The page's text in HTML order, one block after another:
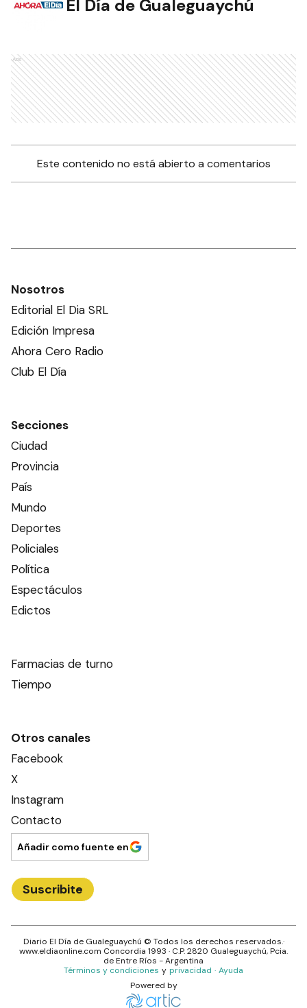
El Día de Gualeguaychú
Ads
Este contenido no está abierto a comentarios
Nosotros
Editorial El Dia SRL
Edición Impresa
Ahora Cero Radio
Club El Día
Secciones
Ciudad
Provincia
País
Mundo
Deportes
Policiales
Política
Espectáculos
Edictos
Farmacias de turno
Tiempo
Otros canales
Facebook
X
Instagram
Contacto
Añadir como fuente en
Suscribite
Diario El Día de Gualeguaychú © Todos los derechos reservados.·
www.eldiaonline.com Concordia 1993 · C.P.2820 Gualeguaychú, Pcia.
deEntre Ríos - Argentina
Términos y condiciones y privacidad · Ayuda
Powered by